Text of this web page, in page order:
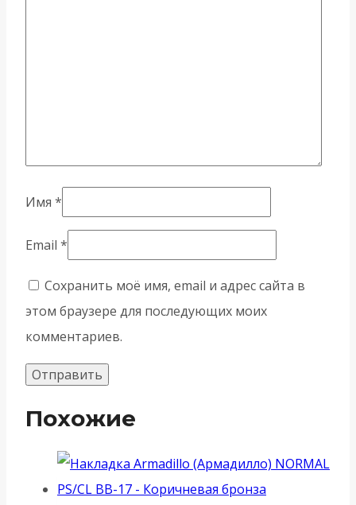
Имя *
Email *
Сохранить моё имя, email и адрес сайта в
этом браузере для последующих моих
комментариев.
Похожие